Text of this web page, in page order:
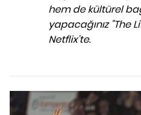
hem de kültürel
yapacağınız "The
Netflix'te.